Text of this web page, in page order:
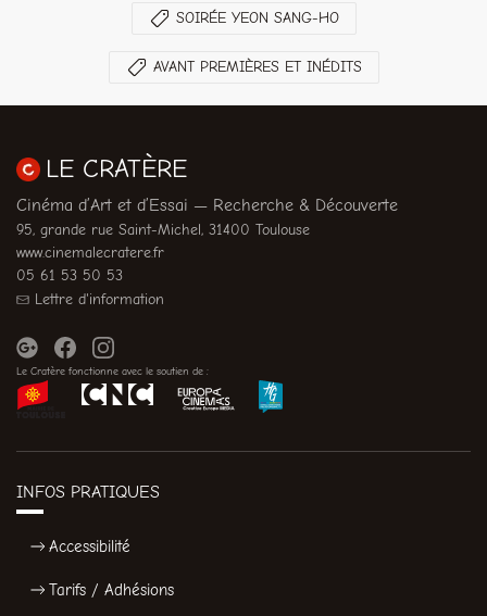
SOIRÉE YEON SANG-HO
AVANT PREMIÈRES ET INÉDITS
LE CRATÈRE
Cinéma d’Art et d’Essai — Recherche & Découverte
95, grande rue Saint-Michel, 31400 Toulouse
www.cinemalecratere.fr
05 61 53 50 53
Lettre d'information
Le Cratère fonctionne avec le soutien de :
INFOS PRATIQUES
Accessibilité
Tarifs / Adhésions